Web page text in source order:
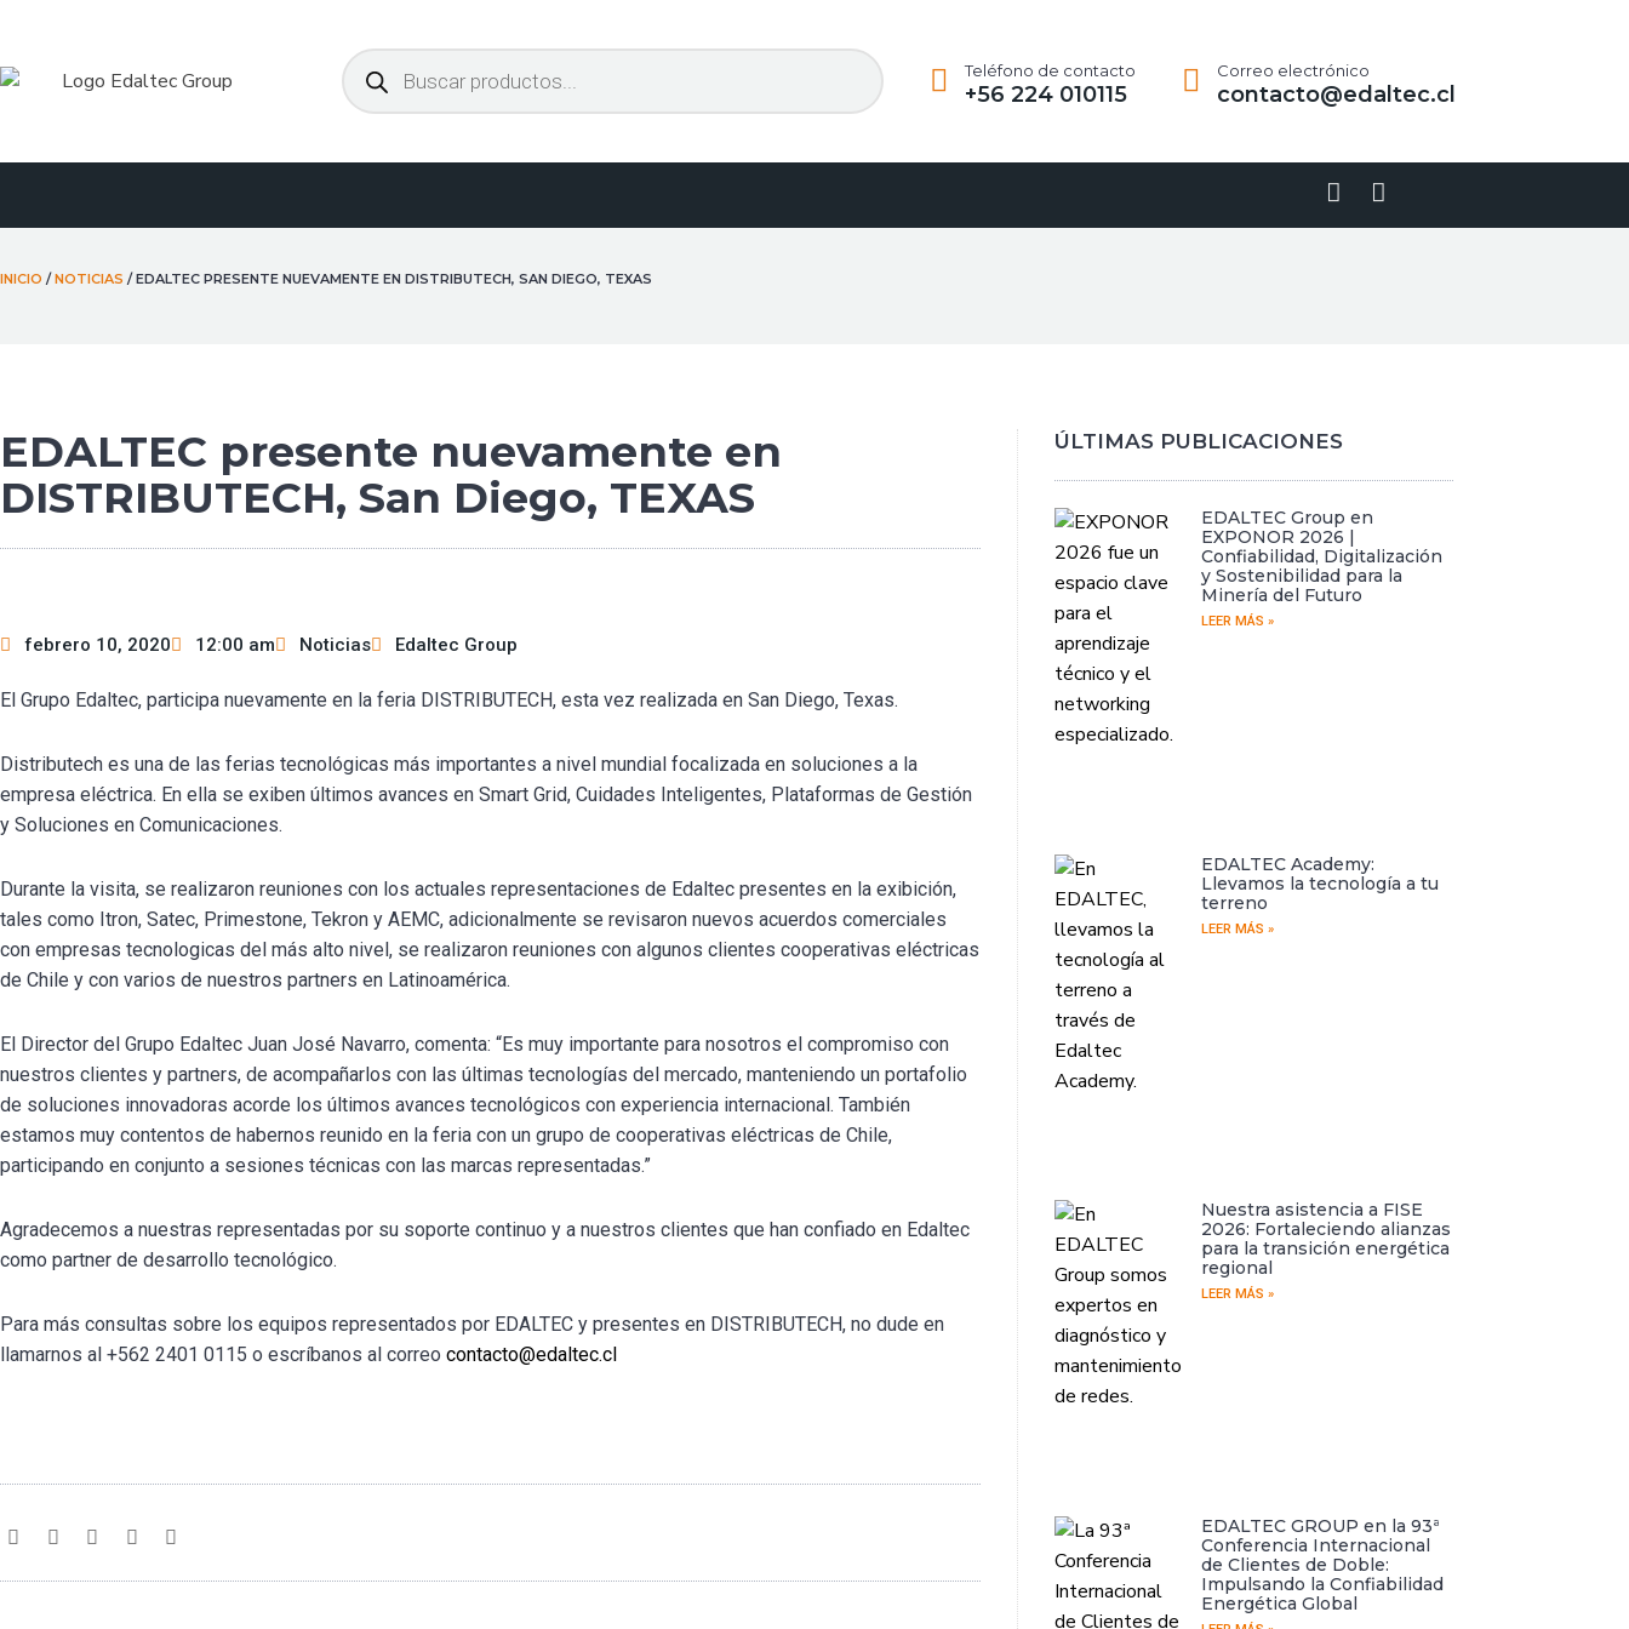
contenido
Búsqueda
de
productos Teléfono de contacto
+56 224 010115
Correo electrónico
contacto@edaltec.cl
Linkedin-
in
Youtube
INICIO /NOTICIAS / EDALTEC PRESENTE NUEVAMENTE EN DISTRIBUTECH, SAN DIEGO, TEXAS
EDALTEC presente nuevamente en
DISTRIBUTECH, San Diego, TEXAS
febrero 10, 2020 12:00 am Noticias Edaltec Group
El Grupo Edaltec, participa nuevamente en la feria DISTRIBUTECH, esta vez realizada en San Diego, Texas.
Distributech es una de las ferias tecnológicas más importantes a nivel mundial focalizada en soluciones a la
empresa eléctrica. En ella se exiben últimos avances en Smart Grid, Cuidades Inteligentes, Plataformas de Gestión
y Soluciones en Comunicaciones.
Durante la visita, se realizaron reuniones con los actuales representaciones de Edaltec presentes en la exibición,
tales como Itron, Satec, Primestone, Tekron y AEMC, adicionalmente se revisaron nuevos acuerdos comerciales
con empresas tecnologicas del más alto nivel, se realizaron reuniones con algunos clientes cooperativas eléctricas
de Chile y con varios de nuestros partners en Latinoamérica.
El Director del Grupo Edaltec Juan José Navarro, comenta: “Es muy importante para nosotros el compromiso con
nuestros clientes y partners, de acompañarlos con las últimas tecnologías del mercado, manteniendo un portafolio
de soluciones innovadoras acorde los últimos avances tecnológicos con experiencia internacional. También
estamos muy contentos de habernos reunido en la feria con un grupo de cooperativas eléctricas de Chile,
participando en conjunto a sesiones técnicas con las marcas representadas.”
Agradecemos a nuestras representadas por su soporte continuo y a nuestros clientes que han confiado en Edaltec
como partner de desarrollo tecnológico.
Para más consultas sobre los equipos representados por EDALTEC y presentes en DISTRIBUTECH, no dude en
llamarnos al +562 2401 0115 o escríbanos al correo contacto@edaltec.cl
ÚLTIMAS PUBLICACIONES
EDALTEC Group en
EXPONOR 2026 |
Confiabilidad, Digitalización
y Sostenibilidad para la
Minería del Futuro
LEER MÁS »
EDALTEC Academy:
Llevamos la tecnología a tu
terreno
LEER MÁS »
Nuestra asistencia a FISE
2026: Fortaleciendo alianzas
para la transición energética
regional
LEER MÁS »
EDALTEC GROUP en la 93ª
Conferencia Internacional
de Clientes de Doble:
Impulsando la Confiabilidad
Energética Global